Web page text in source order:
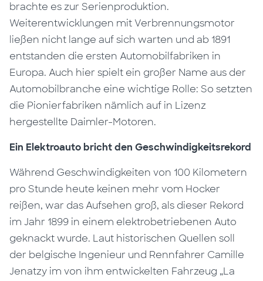
brachte es zur Serienproduktion.
Weiterentwicklungen mit Verbrennungsmotor
ließen nicht lange auf sich warten und ab 1891
entstanden die ersten Automobilfabriken in
Europa. Auch hier spielt ein großer Name aus der
Automobilbranche eine wichtige Rolle: So setzten
die Pionierfabriken nämlich auf in Lizenz
hergestellte Daimler-Motoren.
Ein Elektroauto bricht den Geschwindigkeitsrekord
Während Geschwindigkeiten von 100 Kilometern
pro Stunde heute keinen mehr vom Hocker
reißen, war das Aufsehen groß, als dieser Rekord
im Jahr 1899 in einem elektrobetriebenen Auto
geknackt wurde. Laut historischen Quellen soll
der belgische Ingenieur und Rennfahrer Camille
Jenatzy im von ihm entwickelten Fahrzeug „La